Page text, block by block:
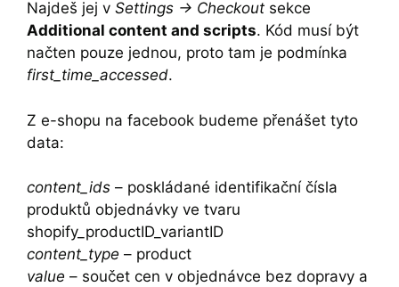
Najdeš jej v Settings -> Checkout sekce
Additional content and scripts. Kód musí být
načten pouze jednou, proto tam je podmínka
first_time_accessed.
Z e-shopu na facebook budeme přenášet tyto
data:
content_ids – poskládané identifikační čísla
produktů objednávky ve tvaru
shopify_productID_variantID
content_type – product
value – součet cen v objednávce bez dopravy a